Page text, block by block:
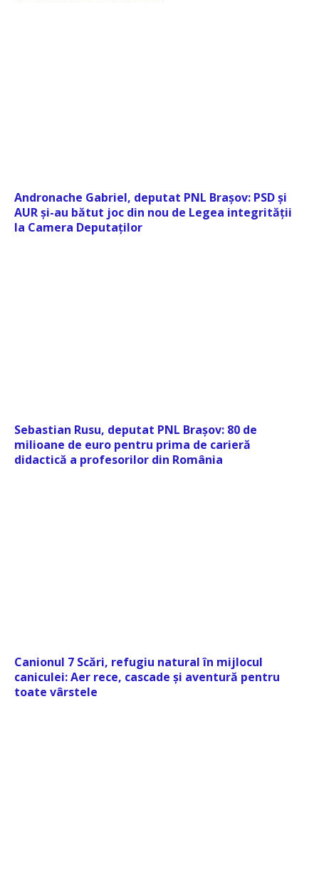
Andronache Gabriel, deputat PNL Brașov: PSD și
AUR și-au bătut joc din nou de Legea integrității
la Camera Deputaților
Sebastian Rusu, deputat PNL Brașov: 80 de
milioane de euro pentru prima de carieră
didactică a profesorilor din România
Canionul 7 Scări, refugiu natural în mijlocul
caniculei: Aer rece, cascade și aventură pentru
toate vârstele